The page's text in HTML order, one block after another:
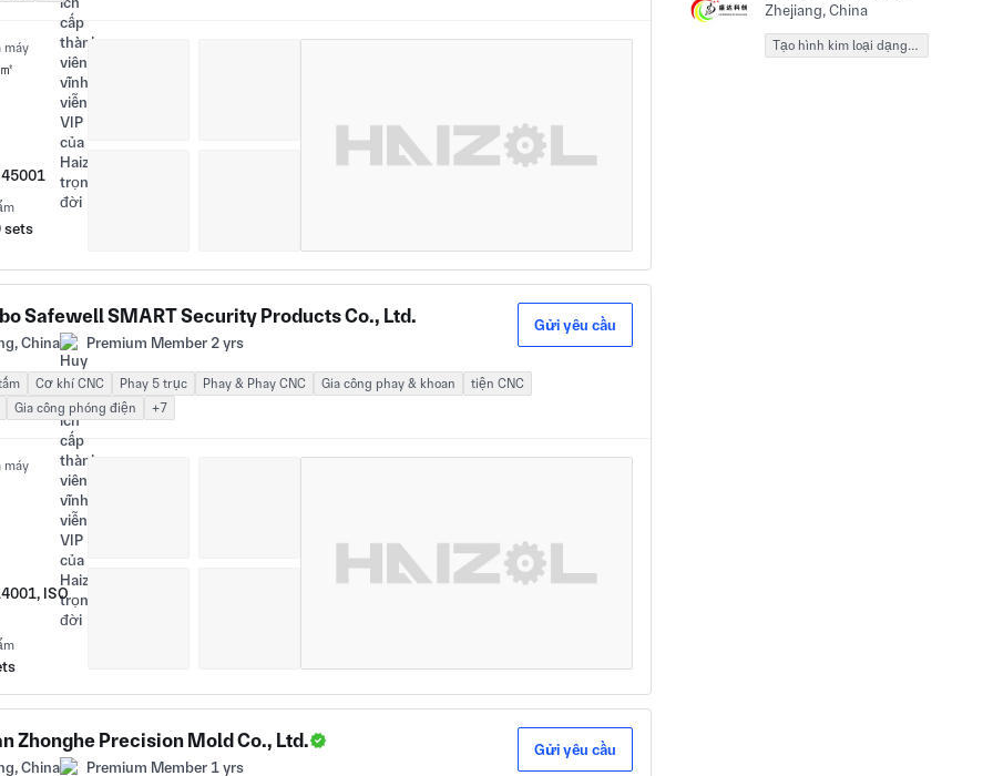
máy
45001
sets
Safewell SMART Security Products Co., Ltd.
China Premium Member 2 yrs
Gửi yêu cầu
Cơ khí CNC Phay 5 trục Phay & Phay CNC Gia công phay & khoan
tiện CNC
Gia công phóng điện +7
máy
ISO
Zhonghe Precision Mold Co., Ltd.
China Premium Member 1 yrs
Gửi yêu cầu
Zhejiang, China
Tạo hình kim loại dạng bột, Vật đúc, Cơ khí CNC